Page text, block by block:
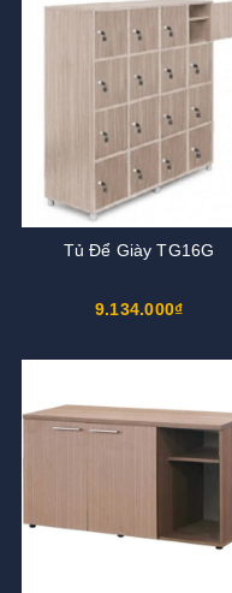
Tủ Để Giày TG16G
9.134.000₫